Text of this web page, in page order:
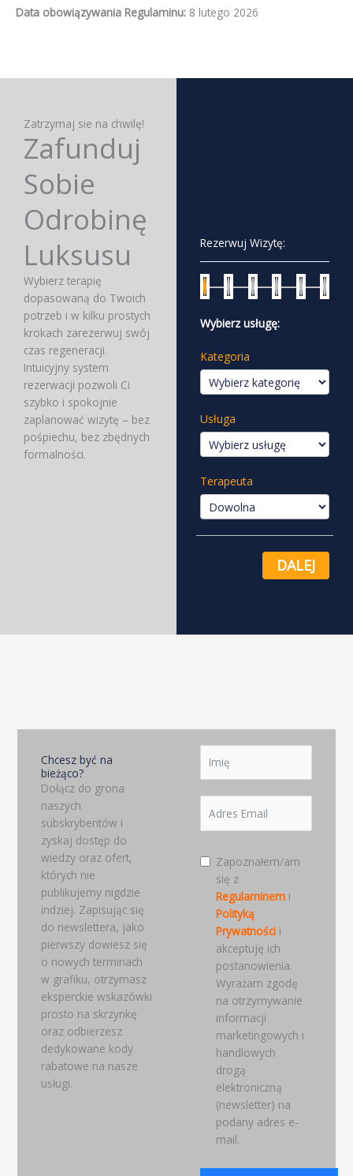
Data obowiązywania Regulaminu: 8 lutego 2026
Zatrzymaj sie na chwilę!
Zafunduj
Sobie
Odrobinę
Luksusu
Wybierz terapię
dopasowaną do Twoich
potrzeb i w kilku prostych
krokach zarezerwuj swój
czas regeneracji.
Intuicyjny system
rezerwacji pozwoli Ci
szybko i spokojnie
zaplanować wizytę – bez
pośpiechu, bez zbędnych
formalności.
Rezerwuj Wizytę:
Wybierz usługę:
Kategoria
Usługa
Terapeuta
DALEJ
Chcesz być na
bieżąco?
Dołącz do grona
naszych
subskrybentów i
zyskaj dostęp do
wiedzy oraz ofert,
których nie
publikujemy nigdzie
indziej. Zapisując się
do newslettera, jako
pierwszy dowiesz się
o nowych terminach
w grafiku, otrzymasz
eksperckie wskazówki
prosto na skrzynkę
oraz odbierzesz
dedykowane kody
rabatowe na nasze
usługi.
Zapoznałem/am
się z
Regulaminem i
Polityką
Prywatności i
akceptuję ich
postanowienia.
Wyrażam zgodę
na otrzymywanie
informacji
marketingowych i
handlowych
drogą
elektroniczną
(newsletter) na
podany adres e-
mail.